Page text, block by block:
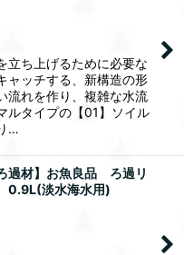
立ち上げるために必要な
ャッチする、新構造の形
流れを作り、複雑な水流
ルタイプの【01】ソイル
…
過材】お魚良品 ろ過リ
淡水海水用)